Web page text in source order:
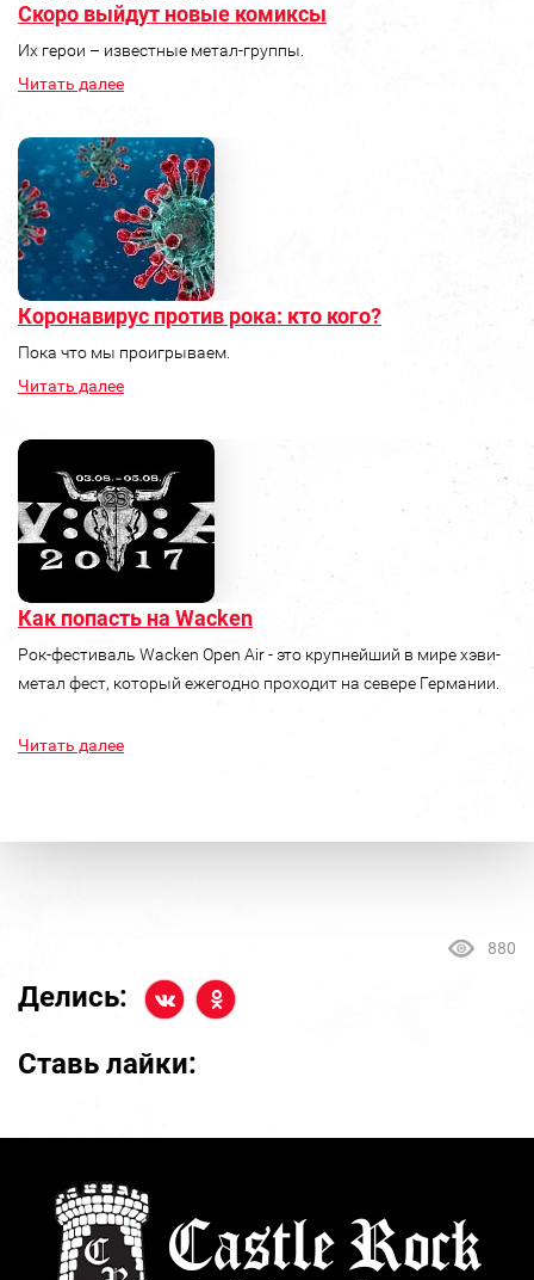
Скоро выйдут новые комиксы
Их герои – известные метал-группы.
Читать далее
Коронавирус против рока: кто кого?
Пока что мы проигрываем.
Читать далее
Как попасть на Wacken
Рок-фестиваль Wacken Open Air - это крупнейший в мире хэви-
метал фест, который ежегодно проходит на севере Германии.
Читать далее
880
Делись:
Ставь лайки: